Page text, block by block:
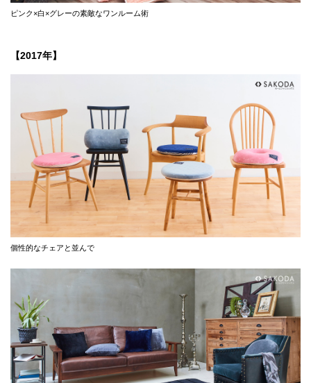
ピンク×白×グレーの素敵なワンルーム術
【2017年】
個性的なチェアと並んで